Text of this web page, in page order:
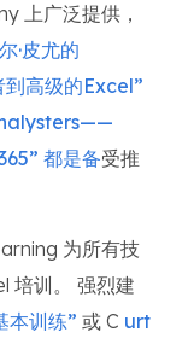
上广泛提供，
·皮尤的
高级的Excel”
都是备受推
为所有技
培训。 强烈建
本训练” 或 C urt